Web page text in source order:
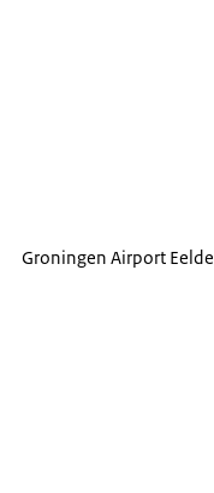
Groningen Airport Eelde